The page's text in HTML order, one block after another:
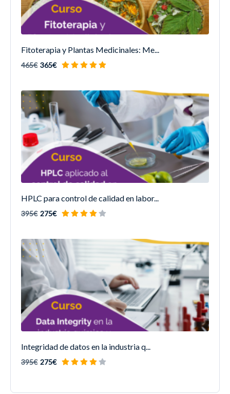
Fitoterapia y Plantas Medicinales: Me...
465€ 365€
HPLC para control de calidad en labor...
395€ 275€
Integridad de datos en la industria q...
395€ 275€